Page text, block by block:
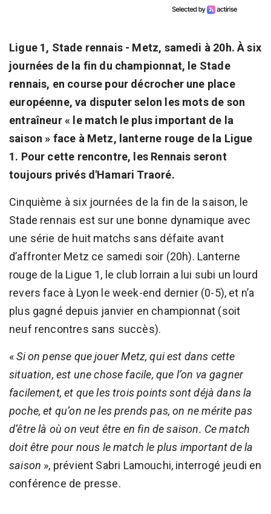
Ligue 1, Stade rennais - Metz, samedi à 20h. À six
journées de la fin du championnat, le Stade
rennais, en course pour décrocher une place
européenne, va disputer selon les mots de son
entraîneur « le match le plus important de la
saison » face à Metz, lanterne rouge de la Ligue
1. Pour cette rencontre, les Rennais seront
toujours privés d'Hamari Traoré.
Cinquième à six journées de la fin de la saison, le
Stade rennais est sur une bonne dynamique avec
une série de huit matchs sans défaite avant
d’affronter Metz ce samedi soir (20h). Lanterne
rouge de la Ligue 1, le club lorrain a lui subi un lourd
revers face à Lyon le week-end dernier (0-5), et n’a
plus gagné depuis janvier en championnat (soit
neuf rencontres sans succès).
«Si on pense que jouer Metz, qui est dans cette
situation, est une chose facile, que l’on va gagner
facilement, et que les trois points sont déjà dans la
poche, et qu’on ne les prends pas, on ne mérite pas
d’être là où on veut être en fin de saison. Ce match
doit être pour nous le match le plus important de la
saison », prévient Sabri Lamouchi, interrogé jeudi en
conférence de presse.